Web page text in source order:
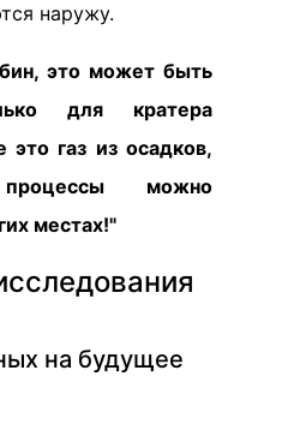
наружу.
это может быть
для кратера
газ из осадков,
процессы можно
местах!"
на будущее